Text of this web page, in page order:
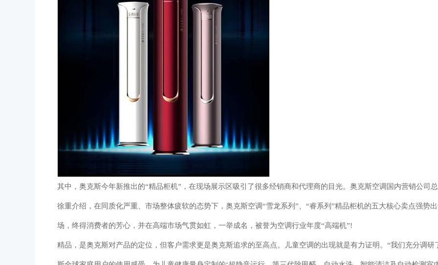
其中，奥克斯今年新推出的“精品柜机”，在现场展示区吸引了很多经销商和代理商的目光。奥克斯空调国内营销公司
徐重介绍，在同质化严重、市场整体疲软的态势下，奥克斯空调“雪龙系列”、“睿系列”精品柜机的五大核心卖点强势
场，终得消费者的芳心，并在高端市场气贯如虹，一举成名，被誉为空调行业年度“高端机”!
精品，是奥克斯对产品的定位，但客户需求更是奥克斯追求的至高点。儿童空调的出现就是有力证明。“我们充分调研